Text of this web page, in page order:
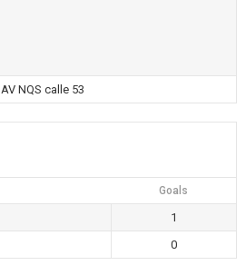
AV NQS calle 53
Goals
1
0